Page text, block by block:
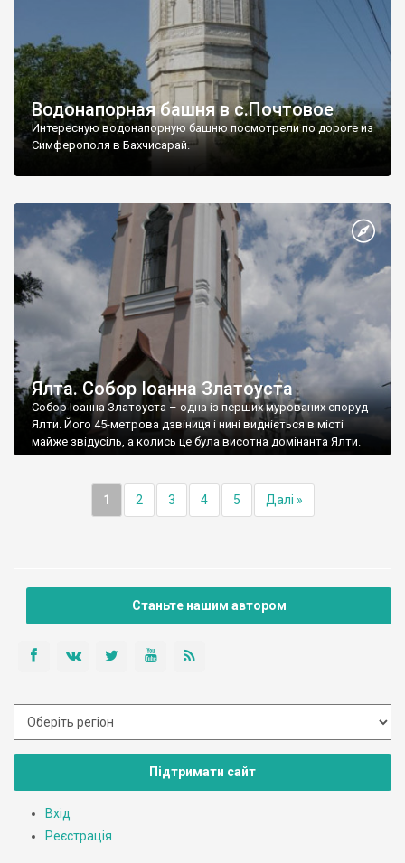
Водонапорная башня в с.Почтовое
Интересную водонапорную башню посмотрели по дороге из
Симферополя в Бахчисарай.
Ялта. Собор Іоанна Златоуста
Собор Іоанна Златоуста – одна із перших мурованих споруд
Ялти. Його 45-метрова дзвіниця і нині видніється в місті
майже звідусіль, а колись це була висотна домінанта Ялти.
1 2 3 4 5 Далі »
Станьте нашим автором
Підтримати сайт
Вхід
Реєстрація